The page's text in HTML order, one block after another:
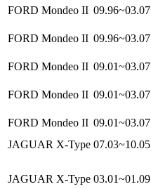
FORD Mondeo II 09.96~03.07
FORD Mondeo II 09.96~03.07
FORD Mondeo II 09.01~03.07
FORD Mondeo II 09.01~03.07
FORD Mondeo II 09.01~03.07
JAGUAR X-Type 07.03~10.05
JAGUAR X-Type 03.01~01.09